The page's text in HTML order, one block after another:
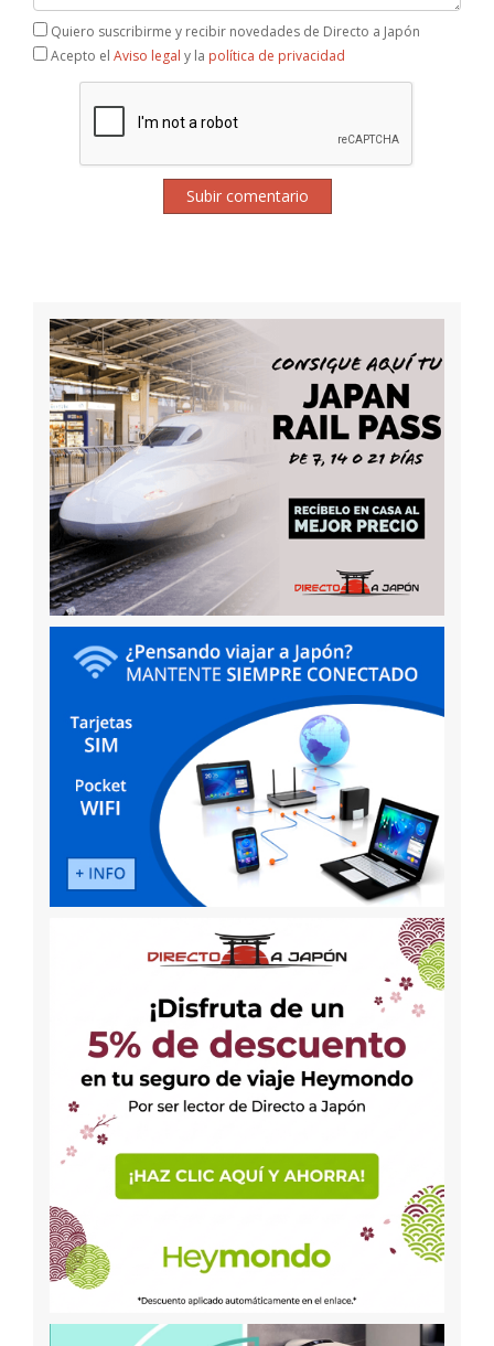
Quiero suscribirme y recibir novedades de Directo a Japón
Acepto el Aviso legal y la política de privacidad
Subir comentario